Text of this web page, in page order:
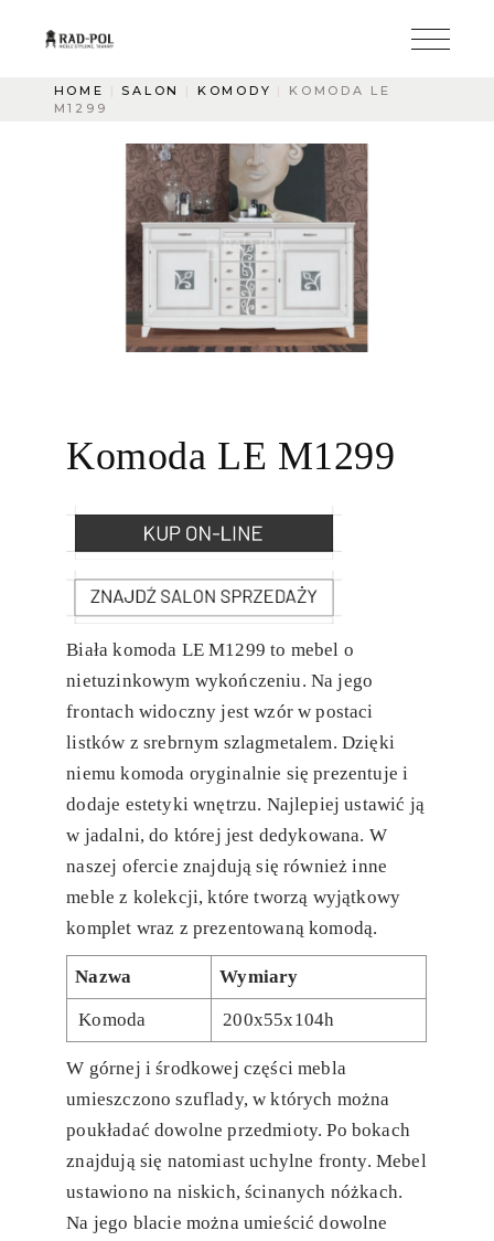
HOME SALON KOMODY
KOMODA LE
M1299
Komoda LE M1299
Biała komoda LE M1299 to mebel o
nietuzinkowym wykończeniu. Na jego
frontach widoczny jest wzór w postaci
listków z srebrnym szlagmetalem. Dzięki
niemu komoda oryginalnie się prezentuje i
dodaje estetyki wnętrzu. Najlepiej ustawić ją
w jadalni, do której jest dedykowana. W
naszej ofercie znajdują się również inne
meble z kolekcji, które tworzą wyjątkowy
komplet wraz z prezentowaną komodą.
Nazwa Wymiary
Komoda 200x55x104h
W górnej i środkowej części mebla
umieszczono szuflady, w których można
poukładać dowolne przedmioty. Po bokach
znajdują się natomiast uchylne fronty. Mebel
ustawiono na niskich, ścinanych nóżkach.
Na jego blacie można umieścić dowolne